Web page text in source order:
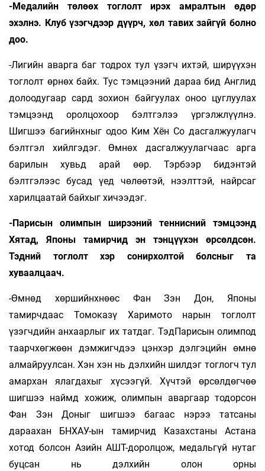
-Медалийн төлөөх тоглолт ирэх амралтын өдөр
эхэлнэ. Клуб үзэгчдээр дүүрч, хөл тавих зайгүй болно
доо.
-Лигийн аварга баг тодрох тул үзэгч ихтэй, ширүүхэн
тоглолт өрнөх байх. Тус тэмцээний дараа бид Англид
долоодугаар сард зохион байгуулах оноо цуглуулах
тэмцээнд оролцохоор бэлтгэлээ үргэлжлүүлнэ.
Шигшээ багийнхныг одоо Ким Хён Со дасгалжуулагч
бэлтгэл хийлгэдэг. Өмнөх дасгалжуулагчаас арга
барилын хувьд арай өөр. Тэрбээр бидэнтэй
бэлтгэлээс бусад үед чөлөөтэй, нээлттэй, найрсаг
харилцаатай байхыг хичээдэг.
-Парисын олимпын ширээний теннисний тэмцээнд
Хятад, Японы тамирчид эн тэнцүүхэн өрсөлдсөн.
Тэдний тоглолт хэр сонирхолтой болсныг та
хуваалцаач.
-Өмнөд хөршийнхнөөс Фан Зэн Дон, Японы
тамирчдаас Томоказү Харимото нарын тоглолт
үзэгчдийн анхаарлыг их татдаг. ТэдПарисын олимпод
таарчхөгжөөн дэмжигчдээ цэнхэр дэлгэцийн өмнө
алмайруулсан. Хэн хэн нь дэлхийн шилдэг тоглогч тул
амархан ялагдахыг хүсээгүй. Хүчтэй өрсөлдөгчөө
шигшээ наймд хожиж, олимпын аваргаар тодорсон
Фан Зэн Доныг шигшээ багаас нэрээ татсаны
дараахан БНХАУ-ын тамирчид Казахстаны Астана
хотод болсон Азийн АШТ-доролцож, медальгүй нутаг
буцсан нь дэлхийн олон орны